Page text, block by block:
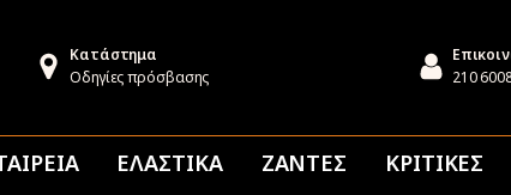
Κατάστημα
Οδηγίες πρόσβασης
210
ΕΛΑΣΤΙΚΑ ΖΑΝΤΕΣ ΚΡΙΤΙΚΕΣ